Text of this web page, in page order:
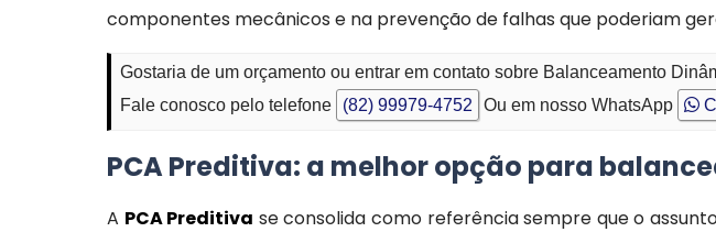
componentes mecânicos e na prevenção de falhas que poderiam
Gostaria de um orçamento ou entrar em contato sobre Balanceamento
Fale conosco pelo telefone
(82) 99979-4752 Ou em nosso WhatsApp
PCA Preditiva: a melhor opção para
A PCA Preditiva se consolida como referência sempre que o